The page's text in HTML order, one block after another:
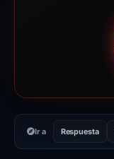
Ir a Respuesta